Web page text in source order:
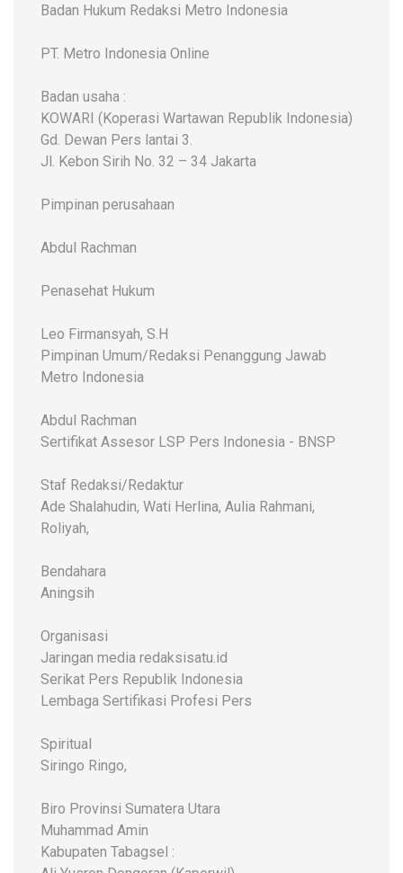
Badan Hukum Redaksi Metro Indonesia
PT. Metro Indonesia Online
Badan usaha :
KOWARI (Koperasi Wartawan Republik Indonesia)
Gd. Dewan Pers lantai 3.
Jl. Kebon Sirih No. 32 – 34 Jakarta
Pimpinan perusahaan
Abdul Rachman
Penasehat Hukum
Leo Firmansyah, S.H
Pimpinan Umum/Redaksi Penanggung Jawab
Metro Indonesia
Abdul Rachman
Sertifikat Assesor LSP Pers Indonesia - BNSP
Staf Redaksi/Redaktur
Ade Shalahudin, Wati Herlina, Aulia Rahmani,
Roliyah,
Bendahara
Aningsih
Organisasi
Jaringan media redaksisatu.id
Serikat Pers Republik Indonesia
Lembaga Sertifikasi Profesi Pers
Spiritual
Siringo Ringo,
Biro Provinsi Sumatera Utara
Muhammad Amin
Kabupaten Tabagsel :